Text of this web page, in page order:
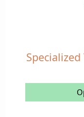
Dit
variaties.